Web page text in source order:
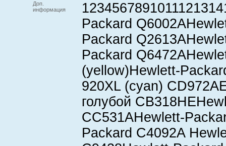
Доп.
информация
Packard
Packard
Packard
(yellow)Hewlett-
920XL (cyan)
голубой
CC531AHewlett-
Packard C4092A